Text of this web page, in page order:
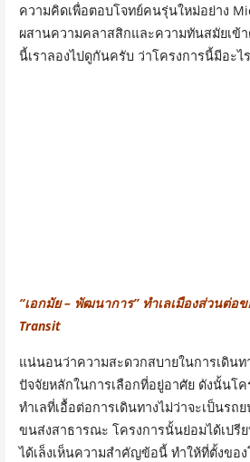
ความคิดเพื่อตอบโจทย์คนรุ่นใหม่อย่าง
ผสานความคลาสสิกและความทันสมัยเข้
นี้เราลองไปดูกันครับ ว่าโครงการนี้มีอะไ
“เอกมัย – พัฒนาการ” ทำเลเมืองส่วนต่อ
Transit
แน่นอนว่าความสะดวกสบายในการเดิน
ปัจจัยหลักในการเลือกที่อยู่อาศัย ดังนั้นโ
ทำเลที่เอื้อต่อการเดินทางไม่ว่าจะเป็นร
ขนส่งสาธารณะ โครงการนั้นย่อมได้เปรี
ได้เล็งเห็นความสำคัญข้อนี้ ทำให้ที่ตั้งของ